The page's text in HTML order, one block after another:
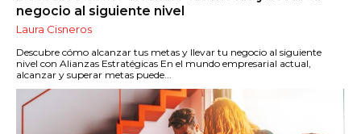
negocio al siguiente nivel
Laura Cisneros
Descubre cómo alcanzar tus metas y llevar tu negocio al siguiente
nivel con Alianzas Estratégicas En el mundo empresarial actual,
alcanzar y superar metas puede...